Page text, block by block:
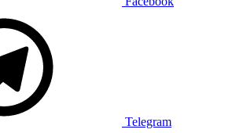
Telegram